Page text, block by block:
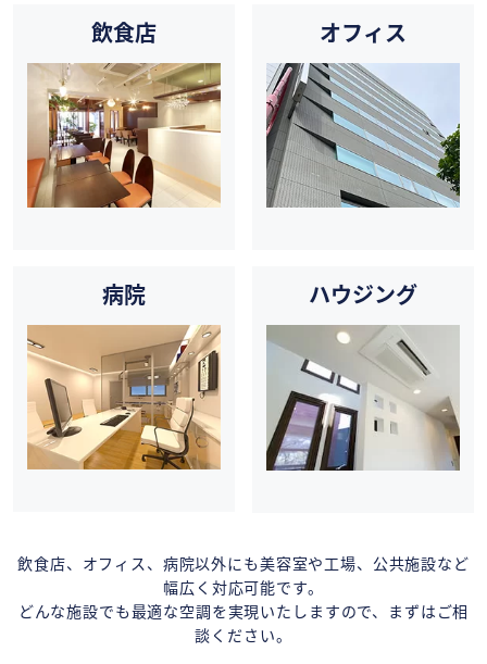
飲食店 オフィス
病院 ハウジング
飲食店、オフィス、病院以外にも美容室や工場、公共施設など
幅広く対応可能です。
どんな施設でも最適な空調を実現いたしますので、まずはご相
談ください。